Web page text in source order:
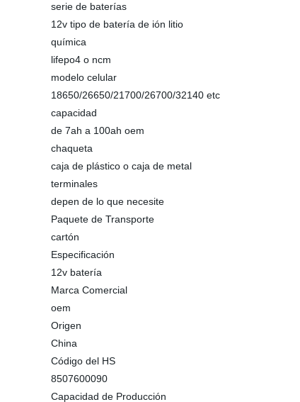
serie de baterías
12v tipo de batería de ión litio
química
lifepo4 o ncm
modelo celular
18650/26650/21700/26700/32140 etc
capacidad
de 7ah a 100ah oem
chaqueta
caja de plástico o caja de metal
terminales
depen de lo que necesite
Paquete de Transporte
cartón
Especificación
12v batería
Marca Comercial
oem
Origen
China
Código del HS
8507600090
Capacidad de Producción